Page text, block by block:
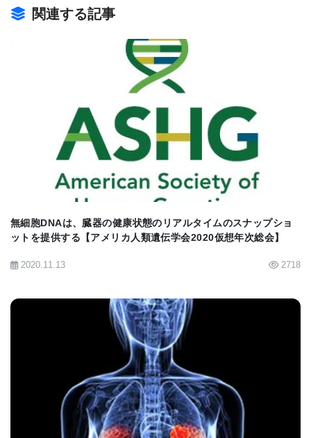
また､最近の研究で､グリピカン1がんエキソソームが
早期膵がんのバイオマーカーになることが示唆され
ている｡さらに､現在の定説に反することだが､Dr.
Pantelの研究グループは､神経膠腫患者の脳外の血行
からCTCを見つけており､｢このようなCTCは､神経
膠腫患者の体内では転移を起こさないが､その患者か
ら移植を受けた患者の体内でがんを引き起こす可能
性がある｣と述べている｡
最近､がん由来のエキソソームが特定の器官に移動
し､さらにその器官の特定細胞に入り込み､その後に
転移しやすい環境をつくる機序について重要な論文
れる転移までの間の全身症状に注目した｡事実､この
期間には全身性症状については様々なことが起きて
おり､Dr. Lydenは､この全身性症状が非常に重要であ
り､さらに深く研究する価値があると考えている｡
この全身性症状の一部として凝固障害 (Dr. Lydenは､
膵がん患者の40%が血栓で死亡していると述べてい
関連する記事
BIOMARKET JP
無細胞DNAは、臓器の健康状態のリアルタイムのスナップショ
ットを提供する【アメリカ人類遺伝学会2020仮想年次総会】
2020.11.13 2718
BIOMARKET JP